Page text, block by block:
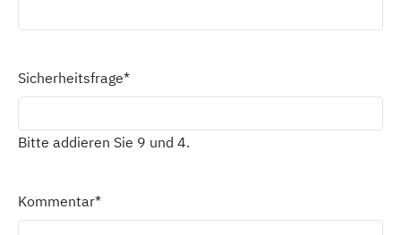
Sicherheitsfrage*
Bitte addieren Sie 9 und 4.
Kommentar*